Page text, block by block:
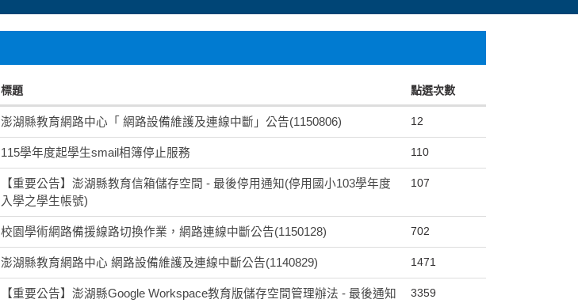
標題 點選次數
澎湖縣教育網路中心「 網路設備維護及連線中斷」公告(1150806) 12
115學年度起學生smail相簿停止服務 110
【重要公告】澎湖縣教育信箱儲存空間 - 最後停用通知(停用國小103學年度
入學之學生帳號)
107
校園學術網路備援線路切換作業，網路連線中斷公告(1150128) 702
澎湖縣教育網路中心 網路設備維護及連線中斷公告(1140829) 1471
【重要公告】澎湖縣Google Workspace教育版儲存空間管理辦法 - 最後通知
3359